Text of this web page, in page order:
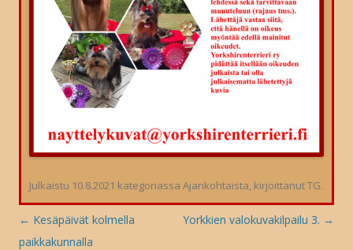
Julkaistu 10.8.2021 kategoriassa Ajankohtaista, kirjoittanutTG.
Artikkelien
selaus
← Kesäpäivät kolmella
paikkakunnalla
Yorkkien valokuvakilpailu 3. →